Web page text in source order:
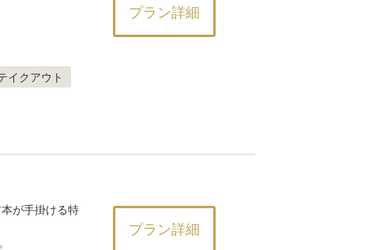
イクアウト
プラン詳細
が手掛ける特
プラン詳細